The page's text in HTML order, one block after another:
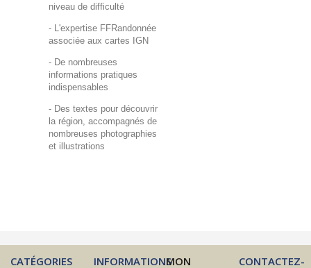
niveau de difficulté
- L'expertise FFRandonnée
associée aux cartes IGN
- De nombreuses
informations pratiques
indispensables
- Des textes pour découvrir
la région, accompagnés de
nombreuses photographies
et illustrations
CATÉGORIES INFORMATIONSMON
CONTACTEZ-